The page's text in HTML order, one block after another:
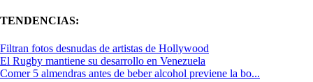
TENDENCIAS:
Filtran fotos desnudas de artistas de Hollywood
El Rugby mantiene su desarrollo en Venezuela
Comer 5 almendras antes de beber alcohol previene la bo...